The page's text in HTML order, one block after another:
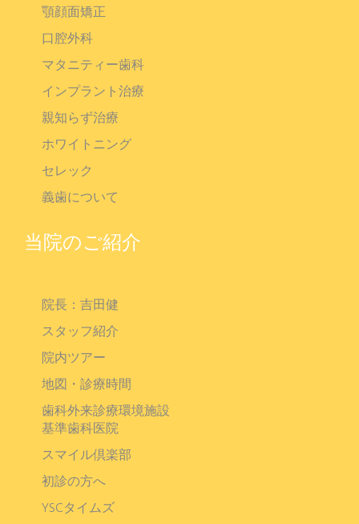
顎顔面矯正
口腔外科
マタニティー歯科
インプラント治療
親知らず治療
ホワイトニング
セレック
義歯について
当院のご紹介
院長：吉田健
スタッフ紹介
院内ツアー
地図・診療時間
歯科外来診療環境施設
基準歯科医院
スマイル倶楽部
初診の方へ
YSCタイムズ